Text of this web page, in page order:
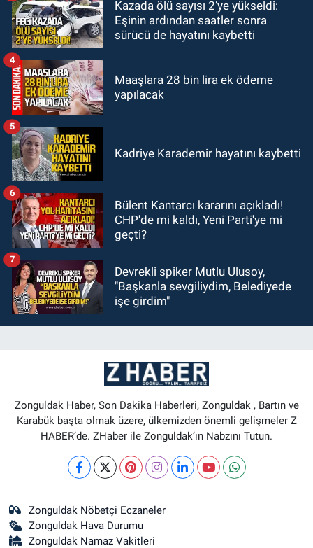
SPOR
11:49
kulübün başına kim geçecek?
Kazada ölü sayısı 2’ye yükseldi:
Eşinin ardından saatler sonra
sürücü de hayatını kaybetti
Maaşlara 28 bin lira ek ödeme
yapılacak
4
Kadriye Karademir hayatını kaybetti
5
Bülent Kantarcı kararını açıkladı!
CHP'de mi kaldı, Yeni Parti'ye mi
geçti?
6
Devrekli spiker Mutlu Ulusoy,
"Başkanla sevgiliydim, Belediyede
işe girdim"
7
Zonguldak Haber, Son Dakika Haberleri, Zonguldak , Bartın ve
Karabük başta olmak üzere, ülkemizden önemli gelişmeler Z
HABER’de. ZHaber ile Zonguldak’ın Nabzını Tutun.
Zonguldak Nöbetçi Eczaneler
Zonguldak Hava Durumu
Zonguldak Namaz Vakitleri